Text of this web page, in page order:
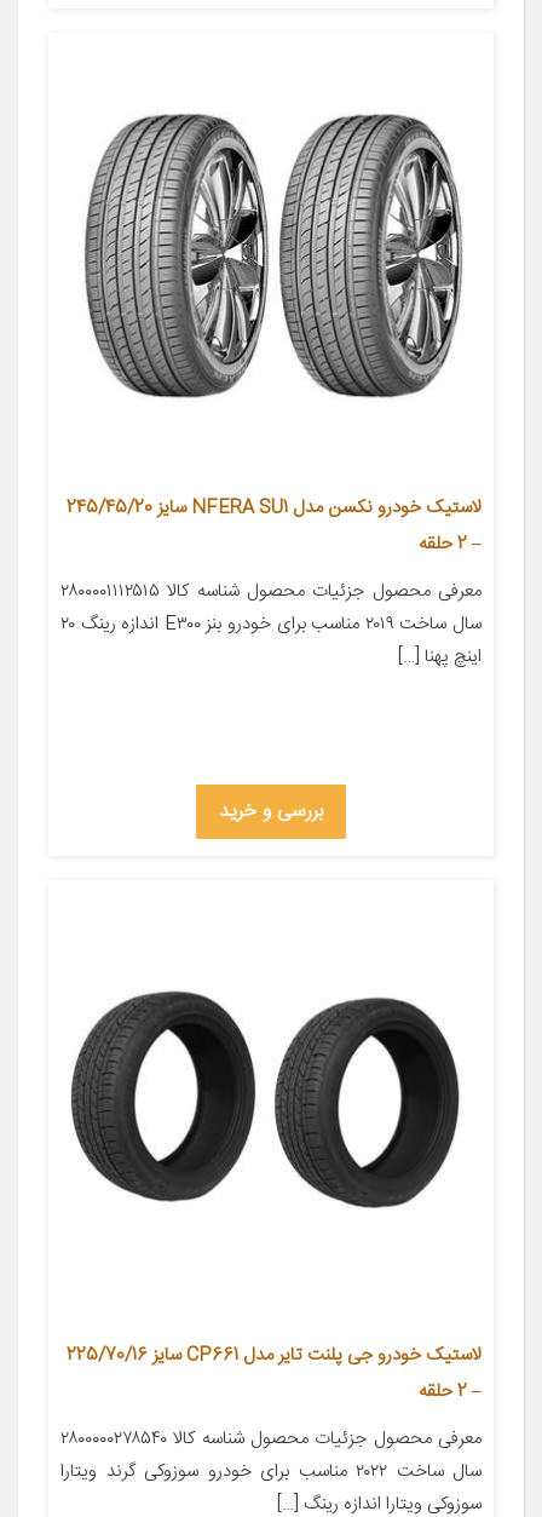
لاستیک خودرو نکسن مدل NFERA SU1 سایز 245/45/20
– 2 حلقه
معرفی محصول جزئیات محصول شناسه کالا ۲۸۰۰۰۰۱۱۱۲۵۱۵
سال ساخت ۲۰۱۹ مناسب برای خودرو بنز E۳۰۰ اندازه رینگ ۲۰
اینچ پهنا […]
بررسی و خرید
لاستیک خودرو جی پلنت تایر مدل CP661 سایز 225/70/16
– 2 حلقه
معرفی محصول جزئیات محصول شناسه کالا ۲۸۰۰۰۰۰۲۷۸۵۴۰
سال ساخت ۲۰۲۲ مناسب برای خودرو سوزوکی گرند ویتارا
سوزوکی ویتارا اندازه رینگ […]